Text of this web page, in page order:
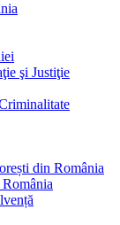
şi Justiţie
din România